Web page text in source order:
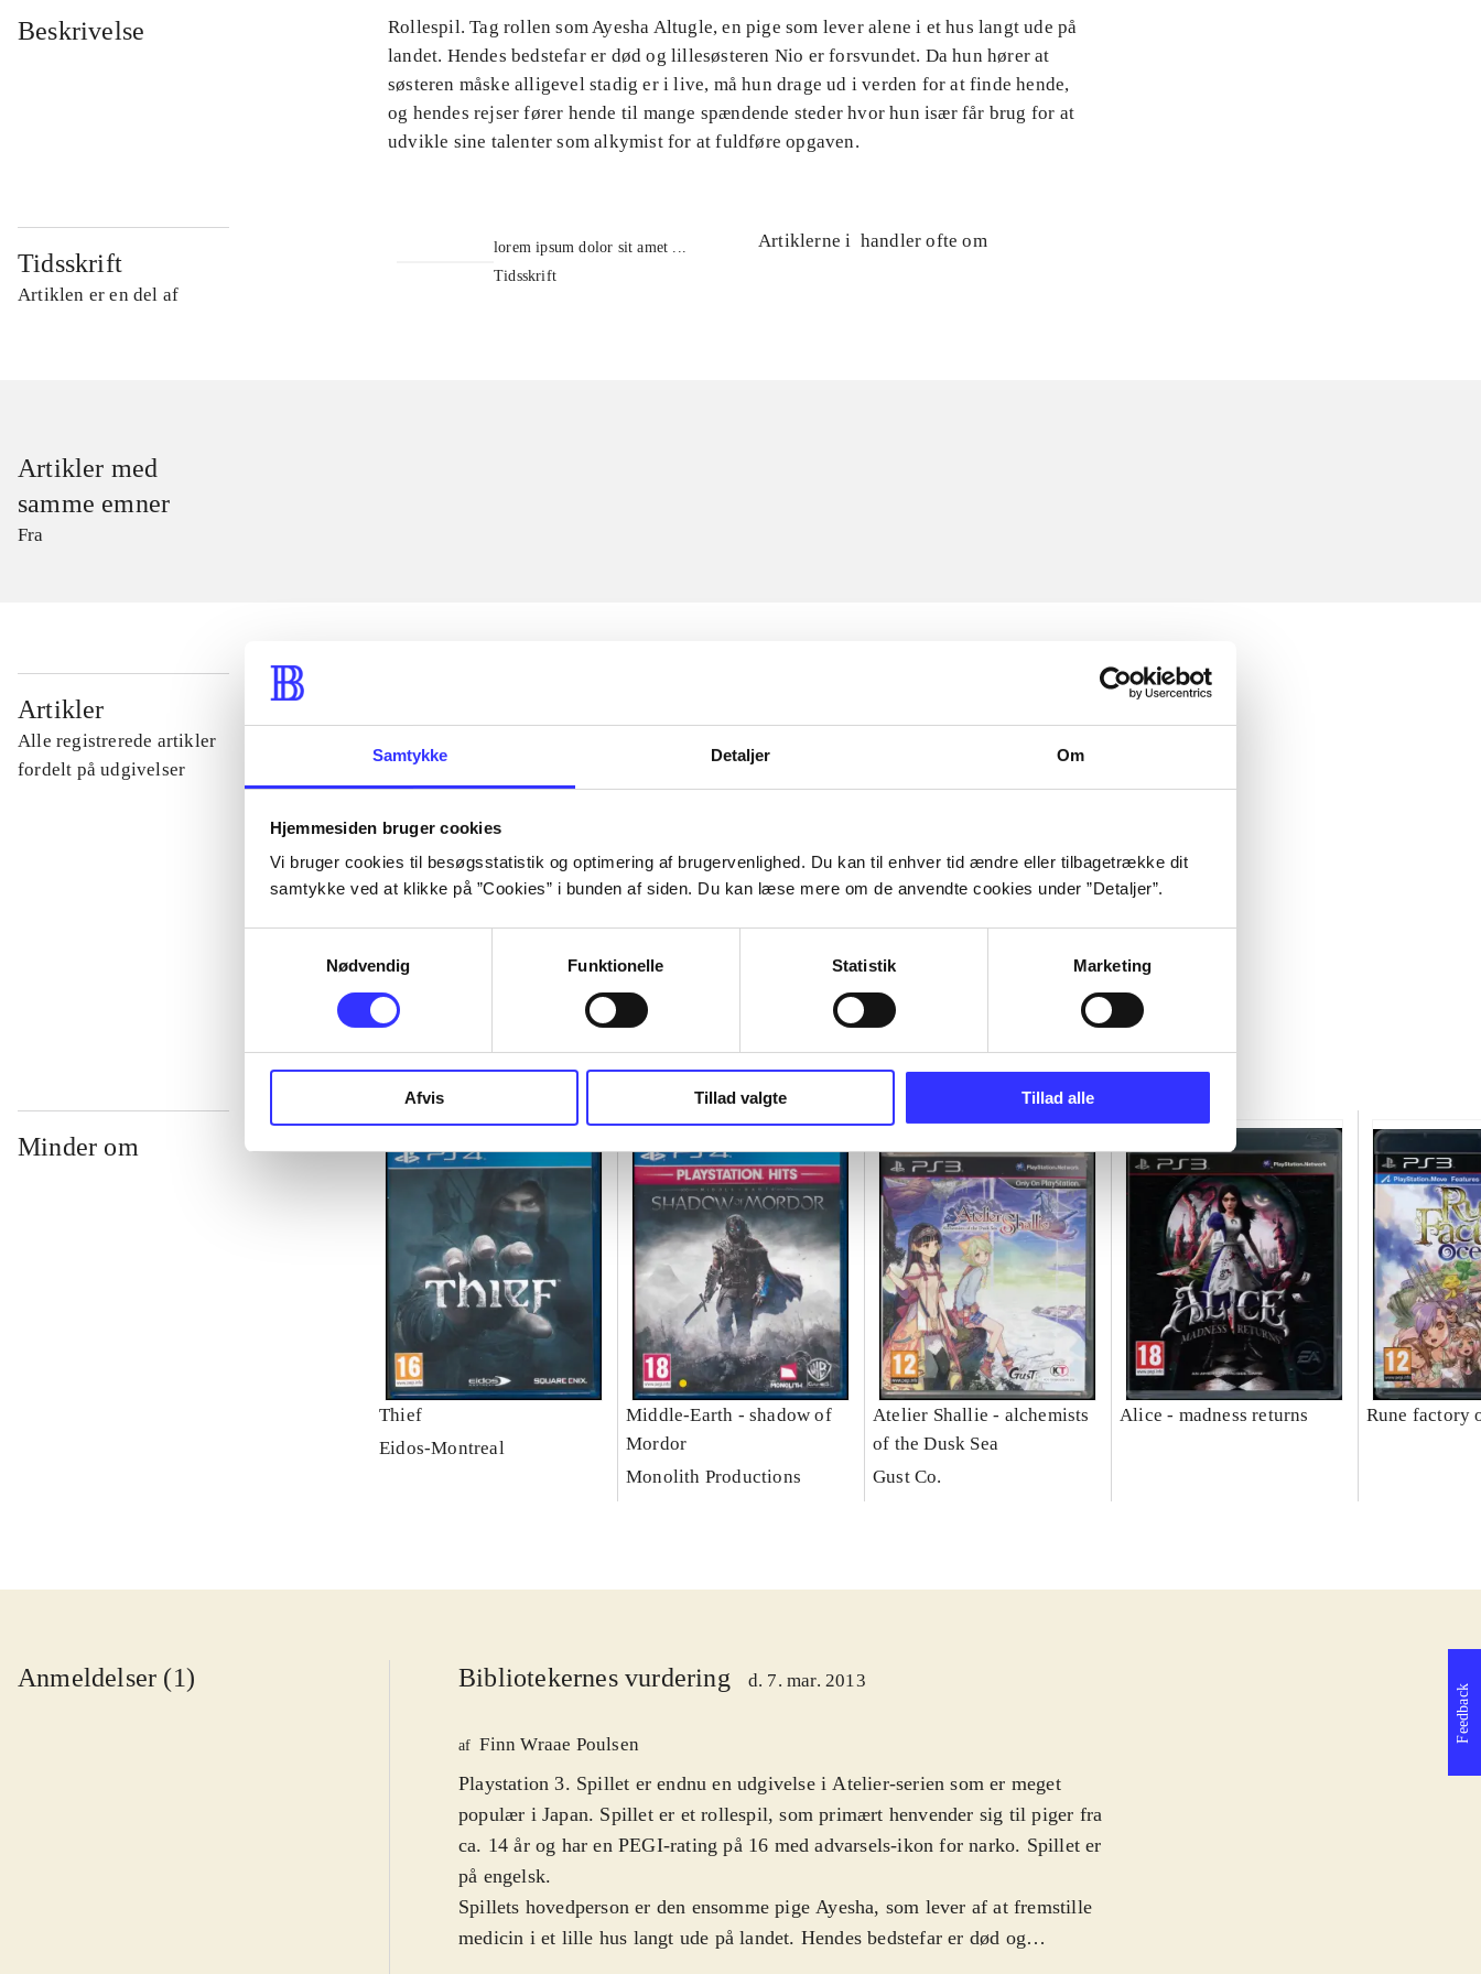
Samtykke Detaljer Om
Hjemmesiden bruger cookies
Vi bruger cookies til besøgsstatistik og optimering af brugervenlighed. Du kan til enhver tid ændre eller tilbagetrække dit
samtykke ved at klikke på ”Cookies” i bunden af siden. Du kan læse mere om de anvendte cookies under ”Detaljer”.
Nødvendig
Funktionelle Statistik Marketing
Afvis Tillad valgte Tillad alle
Beskrivelse
Rollespil. Tag rollen som Ayesha Altugle, en pige som lever alene i et hus langt ude på
landet. Hendes bedstefar er død og lillesøsteren Nio er forsvundet. Da hun hører at
søsteren måske alligevel stadig er i live, må hun drage ud i verden for at finde hende,
og hendes rejser fører hende til mange spændende steder hvor hun især får brug for at
udvikle sine talenter som alkymist for at fuldføre opgaven.
Tidsskrift
Artiklen er en del af
lorem ipsum dolor sit amet ...
Tidsskrift
Artiklerne i handler ofte om
Artikler med
samme emner
Fra
Artikler
Alle registrerede artikler
fordelt på udgivelser
...
...
...
Minder om
Thief
Eidos-Montreal
Middle-Earth - shadow of
Mordor
Monolith Productions
Atelier Shallie - alchemists
of the Dusk Sea
Gust Co.
Alice - madness returns Rune factory
Anmeldelser (1) Bibliotekernes vurdering d. 7. mar. 2013
af Finn Wraae Poulsen
Playstation 3. Spillet er endnu en udgivelse i Atelier-serien som er meget
populær i Japan. Spillet er et rollespil, som primært henvender sig til piger fra
ca. 14 år og har en PEGI-rating på 16 med advarsels-ikon for narko. Spillet er
på engelsk.
Spillets hovedperson er den ensomme pige Ayesha, som lever af at fremstille
medicin i et lille hus langt ude på landet. Hendes bedstefar er død og
Feedback